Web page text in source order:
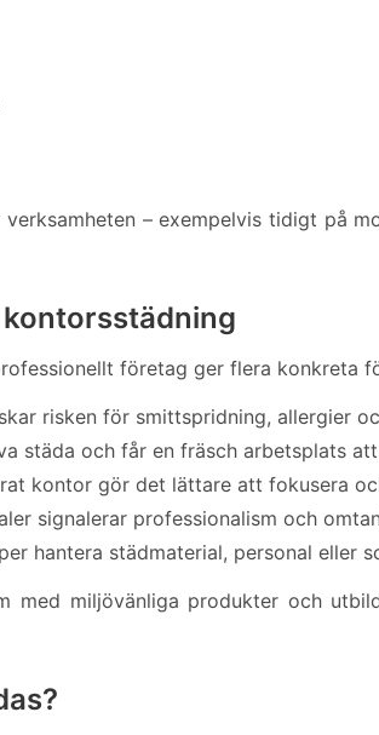
– exempelvis tidigt på
företag ger flera konkreta
risken för smittspridning, allergier
städa och får en fräsch arbetsplats
kontor gör det lättare att fokusera
signalerar professionalism och
hantera städmaterial, personal eller
med miljövänliga produkter och